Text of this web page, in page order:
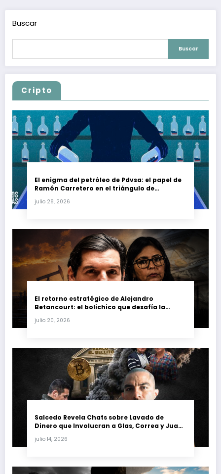
Buscar
Buscar
Cripto
El enigma del petróleo de Pdvsa: el papel de
Ramón Carretero en el triángulo de
julio 28, 2026
El retorno estratégico de Alejandro
Betancourt: el bolichico que desafía la
petrolera venezolana
julio 20, 2026
Salcedo Revela Chats sobre Lavado de
Dinero que Involucran a Glas, Correa y Juan
julio 14, 2026